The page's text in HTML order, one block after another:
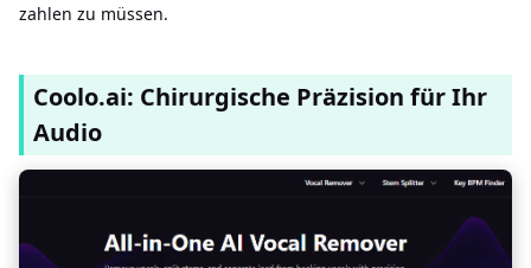
zahlen zu müssen.
Coolo.ai: Chirurgische Präzision für Ihr
Audio